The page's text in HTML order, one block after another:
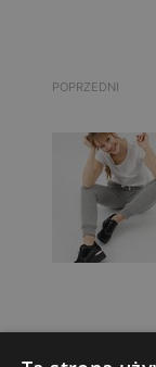
POPRZEDNI
W